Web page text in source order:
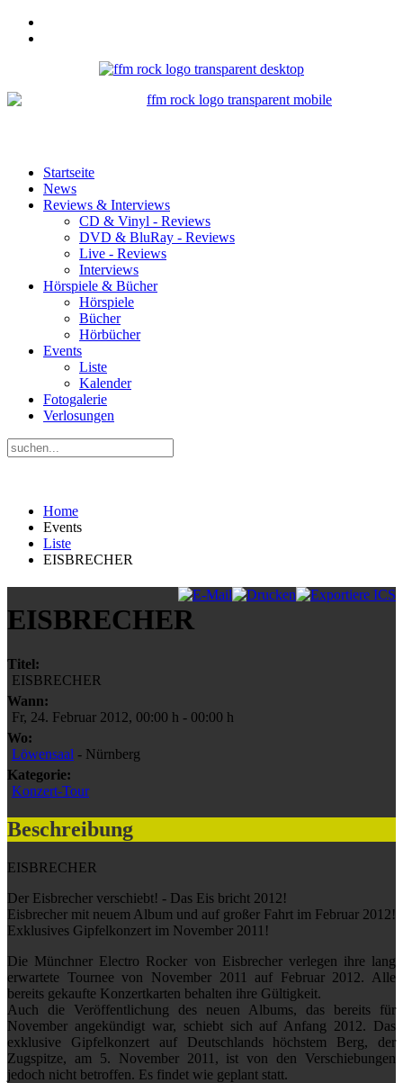
Startseite
News
Reviews & Interviews
CD & Vinyl - Reviews
DVD & BluRay - Reviews
Live - Reviews
Interviews
Hörspiele & Bücher
Hörspiele
Bücher
Hörbücher
Events
Liste
Kalender
Fotogalerie
Verlosungen
Home
Events
Liste
EISBRECHER
EISBRECHER
Titel:
EISBRECHER
Wann:
Fr, 24. Februar 2012, 00:00 h - 00:00 h
Wo:
Löwensaal - Nürnberg
Kategorie:
Konzert-Tour
Beschreibung
EISBRECHER
Der Eisbrecher verschiebt! - Das Eis bricht 2012!
Eisbrecher mit neuem Album und auf großer Fahrt im Februar 2012!
Exklusives Gipfelkonzert im November 2011!
Die Münchner Electro Rocker von Eisbrecher verlegen ihre lang
erwartete Tournee von November 2011 auf Februar 2012. Alle
bereits gekaufte Konzertkarten behalten ihre Gültigkeit.
Auch die Veröffentlichung des neuen Albums, das bereits für
November angekündigt war, schiebt sich auf Anfang 2012. Das
exklusive Gipfelkonzert auf Deutschlands höchstem Berg, der
Zugspitze, am 5. November 2011, ist von den Verschiebungen
jedoch nicht betroffen. Es findet wie geplant statt.